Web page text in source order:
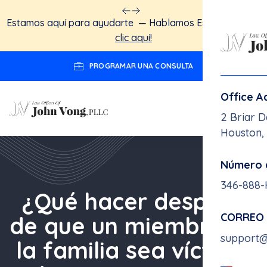
We understand you. We speak English.
PROGRAMAR UNA CONSULTA
Office
2 Briar
Houston,
346-888-
CORREO
¿Qué hacer después
de que un miembro de
la familia sea víctima
de una muerte por